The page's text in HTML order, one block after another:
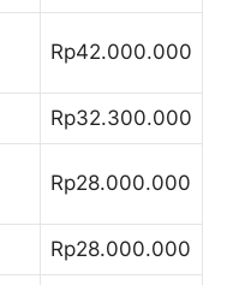
Rp42.000.000
Rp32.300.000
Rp28.000.000
Rp28.000.000